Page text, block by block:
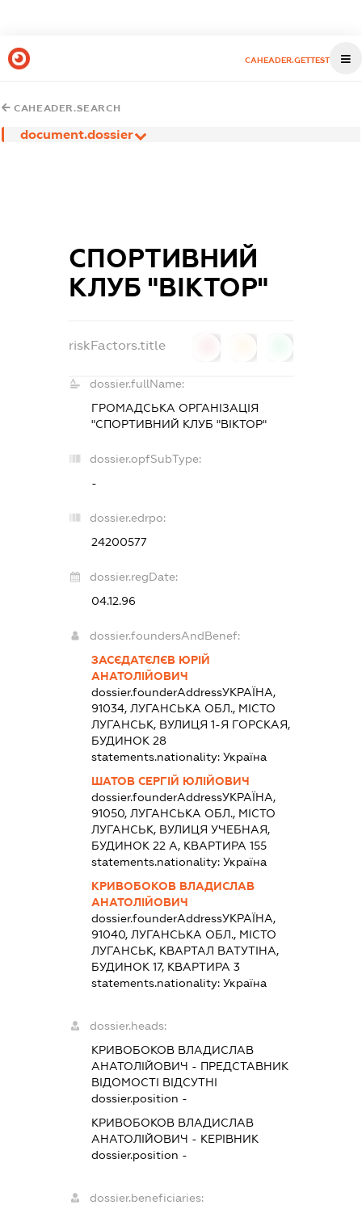
CAHEADER.GETTEST
CAHEADER.SEARCH
document.dossier
СПОРТИВНИЙ
КЛУБ "ВІКТОР"
riskFactors.title
dossier.fullName:
ГРОМАДСЬКА ОРГАНІЗАЦІЯ
"СПОРТИВНИЙ КЛУБ "ВІКТОР"
dossier.opfSubType:
-
dossier.edrpo:
24200577
dossier.regDate:
04.12.96
dossier.foundersAndBenef:
ЗАСЄДАТЄЛЄВ ЮРІЙ
АНАТОЛІЙОВИЧ
dossier.founderAddressУКРАЇНА,
91034, ЛУГАНСЬКА ОБЛ., МІСТО
ЛУГАНСЬК, ВУЛИЦЯ 1-Я ГОРСКАЯ,
БУДИНОК 28
statements.nationality: Україна
ШАТОВ СЕРГІЙ ЮЛІЙОВИЧ
dossier.founderAddressУКРАЇНА,
91050, ЛУГАНСЬКА ОБЛ., МІСТО
ЛУГАНСЬК, ВУЛИЦЯ УЧЕБНАЯ,
БУДИНОК 22 А, КВАРТИРА 155
statements.nationality: Україна
КРИВОБОКОВ ВЛАДИСЛАВ
АНАТОЛІЙОВИЧ
dossier.founderAddressУКРАЇНА,
91040, ЛУГАНСЬКА ОБЛ., МІСТО
ЛУГАНСЬК, КВАРТАЛ ВАТУТІНА,
БУДИНОК 17, КВАРТИРА 3
statements.nationality: Україна
dossier.heads:
КРИВОБОКОВ ВЛАДИСЛАВ
АНАТОЛІЙОВИЧ - ПРЕДСТАВНИК
ВІДОМОСТІ ВІДСУТНІ
dossier.position -
КРИВОБОКОВ ВЛАДИСЛАВ
АНАТОЛІЙОВИЧ - КЕРІВНИК
dossier.position -
dossier.beneficiaries: